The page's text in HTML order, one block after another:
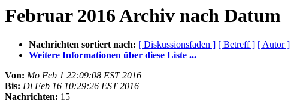
Februar 2016 Archiv nach Datum
Nachrichten sortiert nach: [ Diskussionsfaden ] [ Betreff ] [ Autor ]
Weitere Informationen über diese Liste ...
Von: Mo Feb 1 22:09:08 EST 2016
Bis: Di Feb 16 10:29:26 EST 2016
Nachrichten: 15